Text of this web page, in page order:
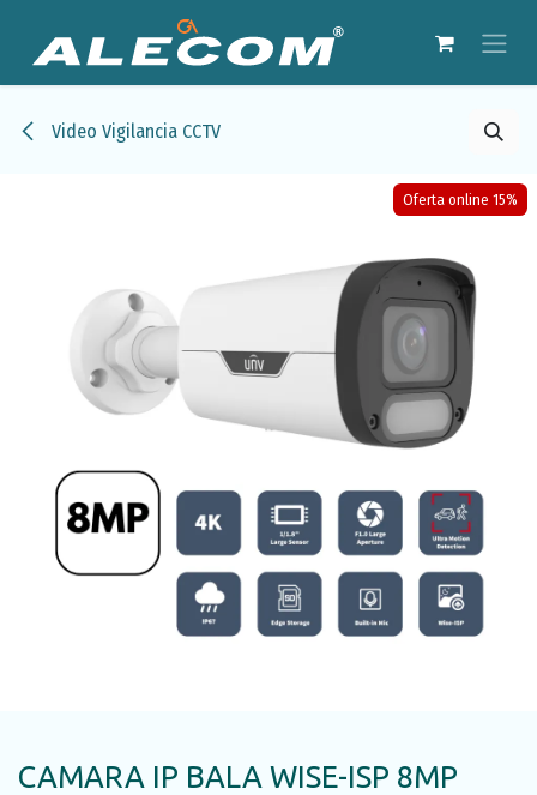
Video Vigilancia CCTV
Oferta online 15%
CAMARA IP BALA WISE-ISP 8MP